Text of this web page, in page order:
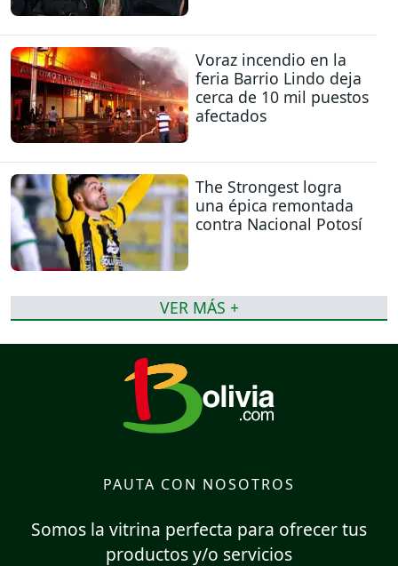
Voraz incendio en la
feria Barrio Lindo deja
cerca de 10 mil puestos
afectados
The Strongest logra
una épica remontada
contra Nacional Potosí
VER MÁS +
PAUTA CON NOSOTROS
Somos la vitrina perfecta para ofrecer tus
productos y/o servicios